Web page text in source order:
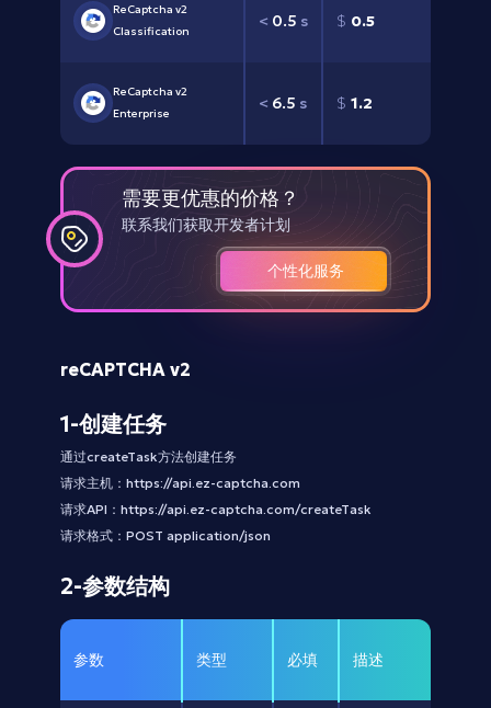
ReCaptcha v2
Classification
< 0.5 s $ 0.5
ReCaptcha v2
Enterprise
< 6.5 s $ 1.2
需要更优惠的价格？
联系我们获取开发者计划
个性化服务
reCAPTCHA v2
1-创建任务
通过createTask方法创建任务
请求主机：https://api.ez-captcha.com
请求API：https://api.ez-captcha.com/createTask
请求格式：POST application/json
2-参数结构
参数 类型 必填 描述